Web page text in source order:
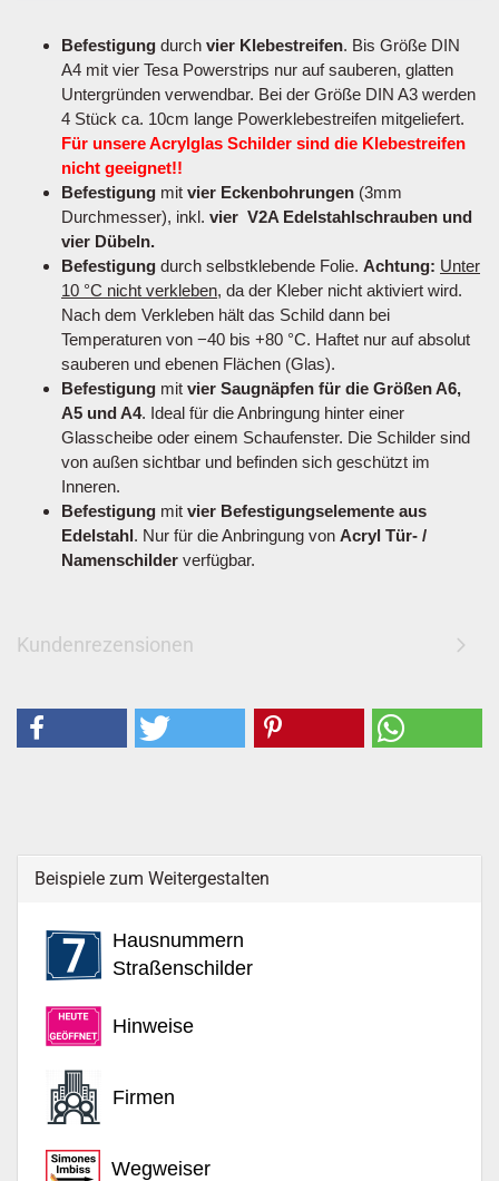
Befestigung durch vier Klebestreifen. Bis Größe DIN
A4 mit vier Tesa Powerstrips nur auf sauberen, glatten
Untergründen verwendbar. Bei der Größe DIN A3 werden
4 Stück ca. 10cm lange Powerklebestreifen mitgeliefert.
Für unsere Acrylglas Schilder sind die Klebestreifen
nicht geeignet!!
Befestigung mit vier Eckenbohrungen (3mm
Durchmesser), inkl. vier V2A Edelstahlschrauben und
vier Dübeln.
Befestigung durch selbstklebende Folie. Achtung: Unter
10 °C nicht verkleben, da der Kleber nicht aktiviert wird.
Nach dem Verkleben hält das Schild dann bei
Temperaturen von −40 bis +80 °C. Haftet nur auf absolut
sauberen und ebenen Flächen (Glas).
Befestigung mit vier Saugnäpfen für die Größen A6,
A5 und A4. Ideal für die Anbringung hinter einer
Glasscheibe oder einem Schaufenster. Die Schilder sind
von außen sichtbar und befinden sich geschützt im
Inneren.
Befestigung mit vier Befestigungselemente aus
Edelstahl. Nur für die Anbringung von Acryl Tür- /
Namenschilder verfügbar.
Kundenrezensionen
Beispiele zum Weitergestalten
Hausnummern
Straßenschilder
Hinweise
Firmen
Wegweiser